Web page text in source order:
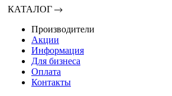
КАТАЛОГ
Производители
Акции
Информация
Для бизнеса
Оплата
Контакты